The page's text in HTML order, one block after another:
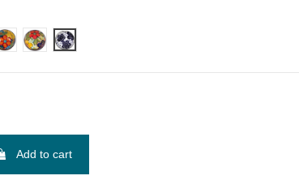
3
Diseño 4Diseño 5Diseño 6
Add to cart